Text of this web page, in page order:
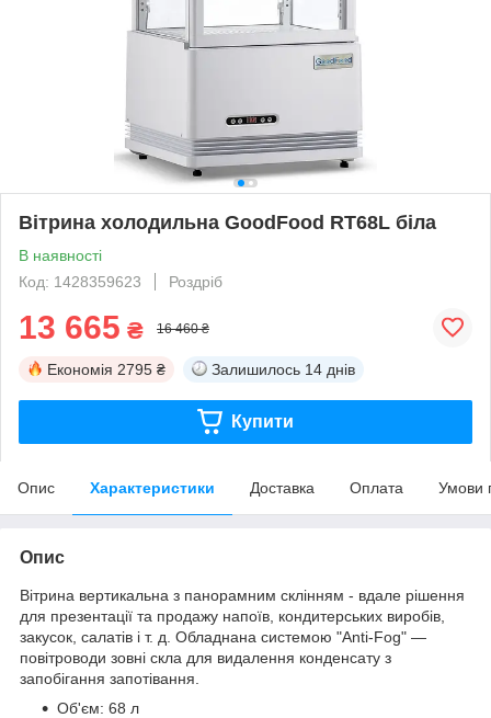
Вітрина холодильна GoodFood RT68L біла
В наявності
Код: 1428359623
Роздріб
13 665 ₴ 16 460 ₴
Економія 2795 ₴ Залишилось 14 днів
Купити
Опис Характеристики Доставка Оплата Умови
Опис
Вітрина вертикальна з панорамним склінням - вдале рішення
для презентації та продажу напоїв, кондитерських виробів,
закусок, салатів і т. д. Обладнана системою "Anti-Fog" —
повітроводи зовні скла для видалення конденсату з
запобігання запотівання.
Об'єм: 68 л